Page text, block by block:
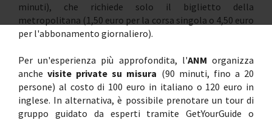
minuti), che richiede solo il biglietto della
metropolitana (1,50 euro per la corsa singola o 4,50 euro
per l'abbonamento giornaliero).
Per un'esperienza più approfondita, l'ANMorganizza
anchevisite private su misura (90 minuti, fino a 20
persone) al costo di 100 euro in italiano o 120 euro in
inglese. In alternativa, è possibile prenotare un tour di
gruppo guidato da esperti tramite GetYourGuide o